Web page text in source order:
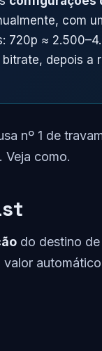
com
720p ≈
depois
nº 1 de
Veja como.
do destino